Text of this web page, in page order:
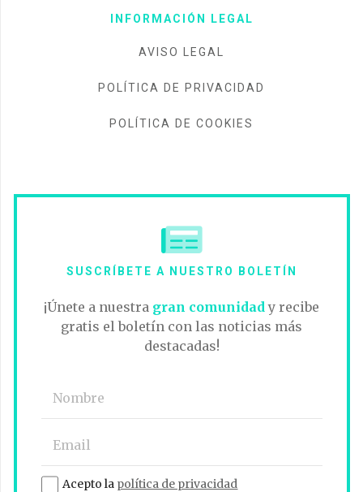
INFORMACIÓN LEGAL
AVISO LEGAL
POLÍTICA DE PRIVACIDAD
POLÍTICA DE COOKIES
SUSCRÍBETE A NUESTRO BOLETÍN
¡Únete a nuestra gran comunidady recibe
gratis el boletín con las noticias más
destacadas!
Acepto la política de privacidad